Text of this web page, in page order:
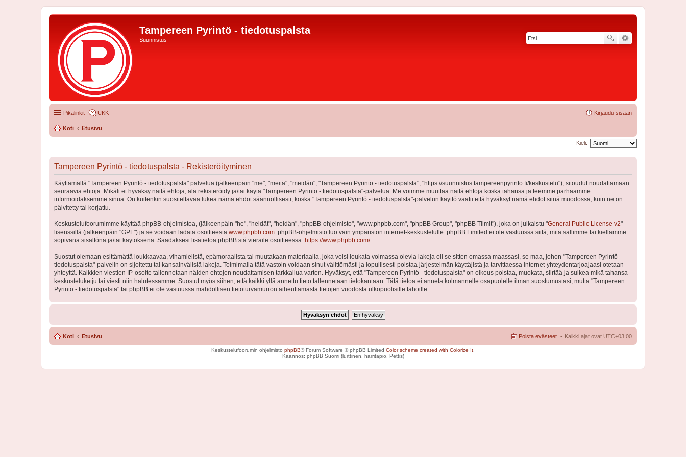
Tampereen Pyrintö - tiedotuspalsta
Suunnistus
Pikalinkit UKK Kirjaudu sisään
Koti Etusivu
Kieli:
Tampereen Pyrintö - tiedotuspalsta - Rekisteröityminen
Käyttämällä "Tampereen Pyrintö - tiedotuspalsta" palvelua (jälkeenpäin "me", "meitä", "meidän", "Tampereen Pyrintö - tiedotuspalsta", "https://suunnistus.tampereenpyrinto.fi/keskustelu"), sitoudut noudattamaan
seuraavia ehtoja. Mikäli et hyväksy näitä ehtoja, älä rekisteröidy ja/tai käytä "Tampereen Pyrintö - tiedotuspalsta"-palvelua. Me voimme muuttaa näitä ehtoja koska tahansa ja teemme parhaamme
informoidaksemme sinua. On kuitenkin suositeltavaa lukea nämä ehdot säännöllisesti, koska "Tampereen Pyrintö - tiedotuspalsta"-palvelun käyttö vaatii että hyväksyt nämä ehdot siinä muodossa, kuin ne on
päivitetty tai korjattu.
Keskustelufoorumimme käyttää phpBB-ohjelmistoa, (jälkeenpäin "he", "heidät", "heidän", "phpBB-ohjelmisto", "www.phpbb.com", "phpBB Group", "phpBB Tiimit"), joka on julkaistu "General Public License v2" -
lisenssillä (jälkeenpäin "GPL") ja se voidaan ladata osoitteesta www.phpbb.com . phpBB-ohjelmisto luo vain ympäristön internet-keskustelulle. phpBB Limited ei ole vastuussa siitä, mitä sallimme tai kiellämme
sopivana sisältönä ja/tai käytöksenä. Saadaksesi lisätietoa phpBB:stä vieraile osoitteessa: https://www.phpbb.com/.
Suostut olemaan esittämättä loukkaavaa, vihamielistä, epämoraalista tai muutakaan materiaalia, joka voisi loukata voimassa olevia lakeja oli se sitten omassa maassasi, se maa, johon "Tampereen Pyrintö -
tiedotuspalsta"-palvelin on sijoitettu tai kansainvälisiä lakeja. Toimimalla tätä vastoin voidaan sinut välittömästi ja lopullisesti poistaa järjestelmän käyttäjistä ja tarvittaessa internet-yhteydentarjoajaasi otetaan
yhteyttä. Kaikkien viestien IP-osoite tallennetaan näiden ehtojen noudattamisen tarkkailua varten. Hyväksyt, että "Tampereen Pyrintö - tiedotuspalsta" on oikeus poistaa, muokata, siirtää ja sulkea mikä tahansa
keskusteluketju tai viesti niin halutessamme. Suostut myös siihen, että kaikki yllä annettu tieto tallennetaan tietokantaan. Tätä tietoa ei anneta kolmannelle osapuolelle ilman suostumustasi, mutta "Tampereen
Pyrintö - tiedotuspalsta" tai phpBB ei ole vastuussa mahdollisen tietoturvamurron aiheuttamasta tietojen vuodosta ulkopuolisille tahoille.
Koti Etusivu Kaikki ajat ovat UTC+03:00
Poista evästeet
Keskustelufoorumin ohjelmisto phpBB® Forum Software © phpBB Limited Color scheme created with Colorize It
Käännös: phpBB Suomi (lurttinen, harritapio, Pettis)